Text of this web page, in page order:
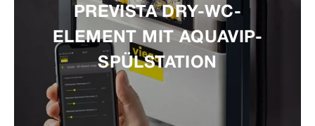
PREVISTA DRY-WC-
ELEMENT MIT AQUAVIP-
SPÜLSTATION